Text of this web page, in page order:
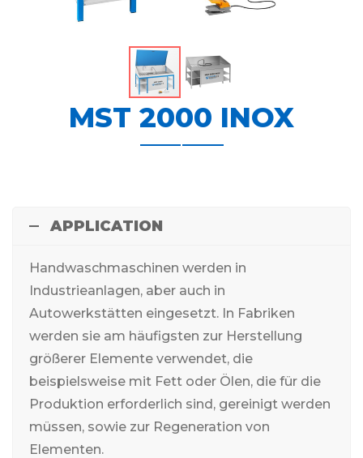
MST 2000 INOX
APPLICATION
Handwaschmaschinen werden in
Industrieanlagen, aber auch in
Autowerkstätten eingesetzt. In Fabriken
werden sie am häufigsten zur Herstellung
größerer Elemente verwendet, die
beispielsweise mit Fett oder Ölen, die für die
Produktion erforderlich sind, gereinigt werden
müssen, sowie zur Regeneration von
Elementen.